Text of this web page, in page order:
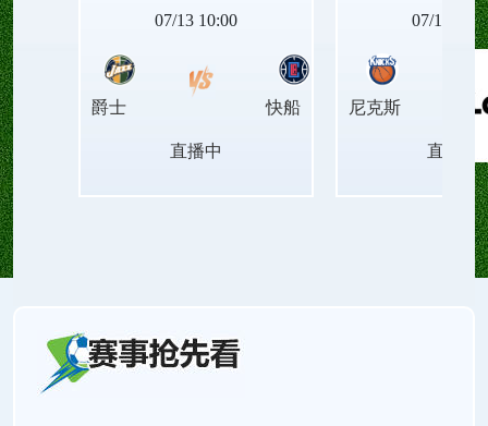
连胜纪录、NBA最新赛程、NBA伤病名单。还有
的时间还给看球！
07/13 10:00
爵士 快船
直播中
07/14
尼克斯
直播中